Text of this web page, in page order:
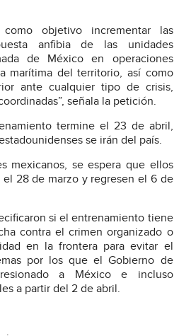
objetivo incrementar las
anfibia de las unidades
de México en operaciones
marítima del territorio, así como
ante cualquier tipo de crisis,
señala la petición.
termine el 23 de abril,
se irán del país.
mexicanos, se espera que ellos
el 28 de marzo y regresen el 6 de
si el entrenamiento tiene
contra el crimen organizado o
en la frontera para evitar el
por los que el Gobierno de
a México e incluso
a partir del 2 de abril.